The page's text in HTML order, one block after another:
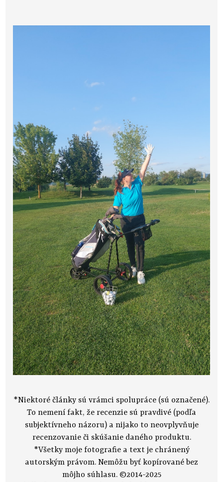
*Niektoré články sú vrámci spolupráce (sú označené).
To nemení fakt, že recenzie sú pravdivé (podľa
subjektívneho názoru) a nijako to neovplyvňuje
recenzovanie či skúšanie daného produktu.
*Všetky moje fotografie a text je chránený
autorským právom. Nemôžu byť kopírované bez
môjho súhlasu. ©2014-2025